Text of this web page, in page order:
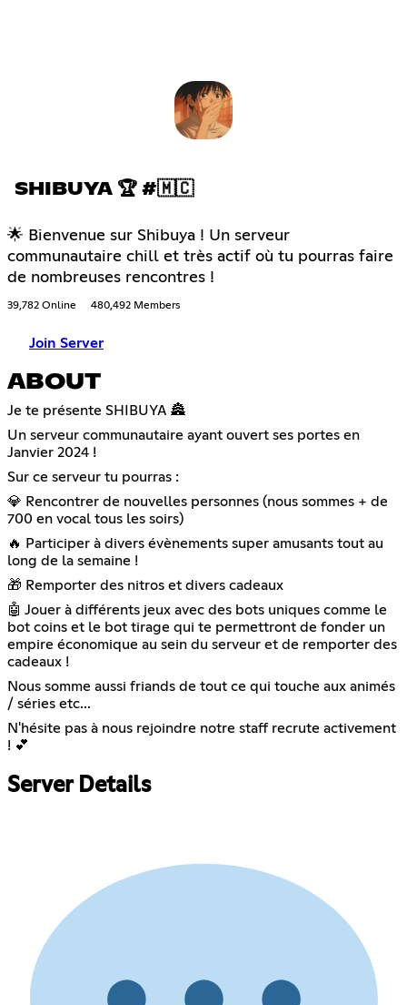
SHIBUYA 🏆 #🇲🇨
🌟 Bienvenue sur Shibuya ! Un serveur
communautaire chill et très actif où tu pourras faire
de nombreuses rencontres !
39,782 Online 480,492 Members
Join Server
ABOUT
Je te présente SHIBUYA 🏯
Un serveur communautaire ayant ouvert ses portes en
Janvier 2024 !
Sur ce serveur tu pourras :
💎 Rencontrer de nouvelles personnes (nous sommes + de
700 en vocal tous les soirs)
🔥 Participer à divers évènements super amusants tout au
long de la semaine !
🎁 Remporter des nitros et divers cadeaux
🤖 Jouer à différents jeux avec des bots uniques comme le
bot coins et le bot tirage qui te permettront de fonder un
empire économique au sein du serveur et de remporter des
cadeaux !
Nous somme aussi friands de tout ce qui touche aux animés
/ séries etc...
N'hésite pas à nous rejoindre notre staff recrute activement
! 💕
Server Details